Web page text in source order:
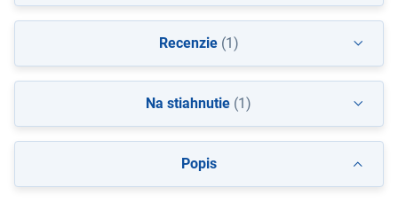
Popis
Recenzie(1)
Na stiahnutie (1)